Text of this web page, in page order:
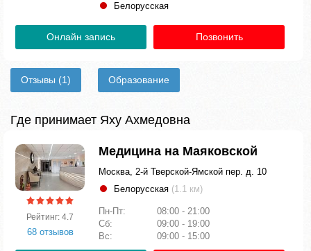
Белорусская
Онлайн запись Позвонить
Отзывы (1) Образование
Где принимает Яху Ахмедовна
Рейтинг: 4.7
68 отзывов
Медицина на Маяковской
Москва, 2-й Тверской-Ямской пер. д. 10
Белорусская (1.1 км)
Пн-Пт:
08:00 - 21:00
Сб:
09:00 - 19:00
Вс:
09:00 - 15:00